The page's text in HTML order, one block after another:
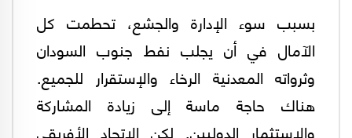
بسبب سوء الإدارة والجشع، تحطمت كل
الآمال في أن يجلب نفط جنوب السودان
وثرواته المعدنية الرخاء والإستقرار للجميع.
هناك حاجة ماسة إلى زيادة المشاركة
والاستثمار الدوليين. لكن الاتحاد الأفريقي